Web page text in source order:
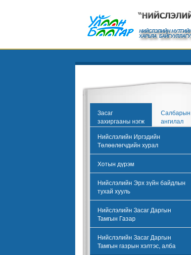
Засаг
захиргааны нэгж
Салбарын
ангилал
Нийслэлийн Иргэдийн
Төлөөлөгчдийн хурал
Хотын дүрэм
Нийслэлийн Эрх зүйн байдлын
тухай хууль
Нийслэлийн Засаг Даргын
Тамгын Газар
Нийслэлийн Засаг Даргын
Тамгын газрын хэлтэс, алба